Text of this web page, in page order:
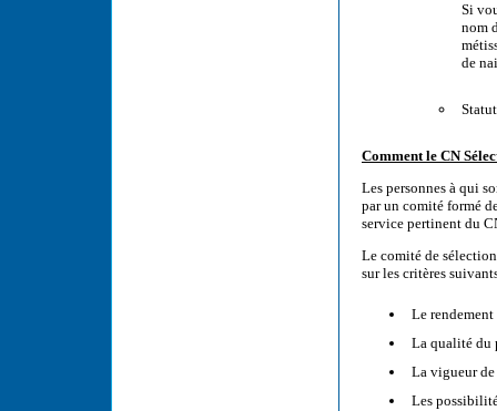
Si
nom
de
Comment le CN
Les personnes à qui
par un comité formé
service pertinent du
Le comité de
sur les critères
Le
La qualité du
La vigueur de
Les